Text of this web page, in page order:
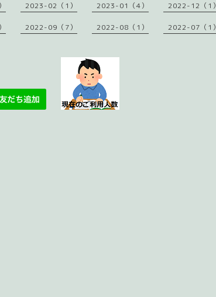
2023-02（1） 2023-01（4） 2022-12（1）
2022-09（7） 2022-08（1） 2022-07（1）